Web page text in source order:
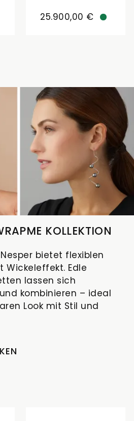
25.900,00 €
KOLLEKTION
bietet flexiblen
Wickeleffekt. Edle
lassen sich
kombinieren – ideal
Look mit Stil und